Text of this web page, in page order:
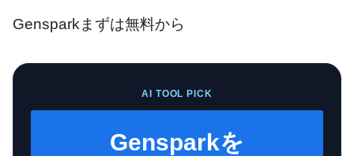
Gensparkまずは無料から
AI TOOL PICK
Gensparkを